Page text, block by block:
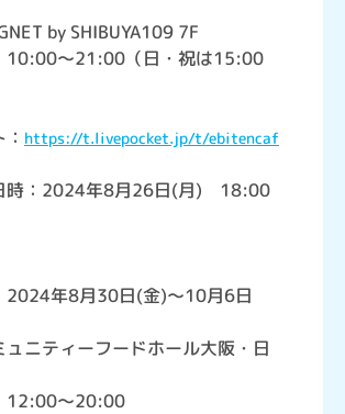
by SHIBUYA109 7F
10:00～21:00（日・祝は15:00
https://t.livepocket.jp/t/ebitencaf
時：2024年8月26日(月) 18:00
2024年8月30日(金)～10月6日
ュニティーフードホール大阪・日
12:00～20:00